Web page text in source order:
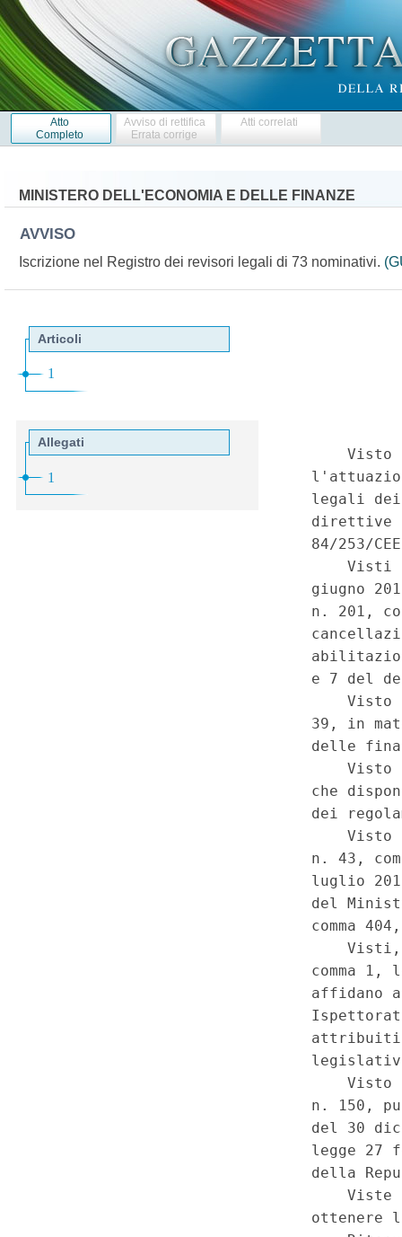
Atto
Completo
Avviso di rettifica
Errata corrige
Atti correlati
MINISTERO DELL'ECONOMIA E DELLE FINANZE
AVVISO
Iscrizione nel Registro dei revisori legali di 73 nominativi.